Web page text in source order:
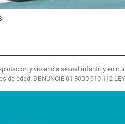
y violencia sexual infantil y en
edad. DENUNCIE 01 8000 910 112